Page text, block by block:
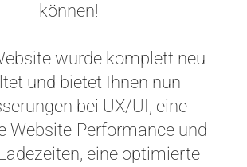
können!
wurde komplett neu
und bietet Ihnen nun
bei UX/UI, eine
Website-Performance und
eine optimierte